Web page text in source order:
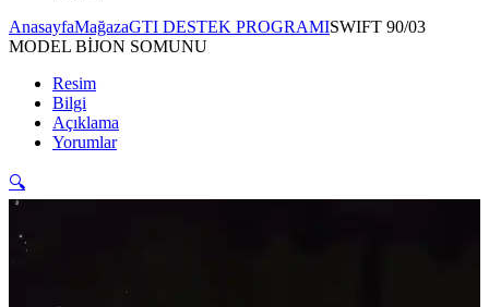
AnasayfaMağazaGTI DESTEK PROGRAMISWIFT 90/03
MODEL BİJON SOMUNU
Resim
Bilgi
Açıklama
Yorumlar
🔍